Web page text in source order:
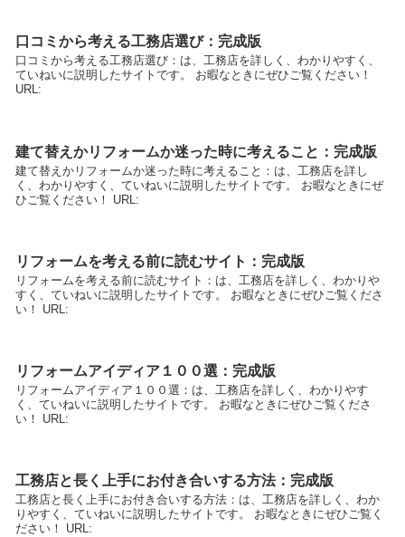
口コミから考える工務店選び：完成版
口コミから考える工務店選び：は、工務店を詳しく、わかりやすく、
ていねいに説明したサイトです。 お暇なときにぜひご覧ください！
URL:
建て替えかリフォームか迷った時に考えること：完成版
建て替えかリフォームか迷った時に考えること：は、工務店を詳し
く、わかりやすく、ていねいに説明したサイトです。 お暇なときにぜ
ひご覧ください！ URL:
リフォームを考える前に読むサイト：完成版
リフォームを考える前に読むサイト：は、工務店を詳しく、わかりや
すく、ていねいに説明したサイトです。 お暇なときにぜひご覧くださ
い！ URL:
リフォームアイディア１００選：完成版
リフォームアイディア１００選：は、工務店を詳しく、わかりやす
く、ていねいに説明したサイトです。 お暇なときにぜひご覧くださ
い！ URL:
工務店と長く上手にお付き合いする方法：完成版
工務店と長く上手にお付き合いする方法：は、工務店を詳しく、わか
りやすく、ていねいに説明したサイトです。 お暇なときにぜひご覧く
ださい！ URL: